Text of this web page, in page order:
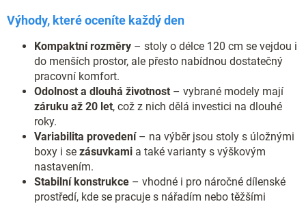
Výhody, které oceníte každý den
Kompaktní rozměry – stoly o délce 120 cm se vejdou i
do menších prostor, ale přesto nabídnou dostatečný
pracovní komfort.
Odolnost a dlouhá životnost – vybrané modely mají
záruku až 20 let, což z nich dělá investici na dlouhé
roky.
Variabilita provedení– na výběr jsou stoly s úložnými
boxy i se zásuvkami a také varianty s výškovým
nastavením.
Stabilní konstrukce – vhodné i pro náročné dílenské
prostředí, kde se pracuje s nářadím nebo těžšími